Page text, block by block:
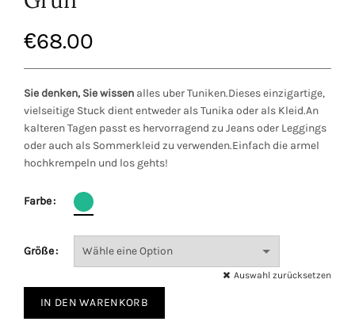
€68.00
Sie denken, Sie wissen alles uber Tuniken.Dieses einzigartige,
vielseitige Stuck dient entweder als Tunika oder als Kleid.An
kalteren Tagen passt es hervorragend zu Jeans oder Leggings
oder auch als Sommerkleid zu verwenden.Einfach die armel
hochkrempeln und los gehts!
Farbe
Größe
Auswahl zurücksetzen
IN DEN WARENKORB